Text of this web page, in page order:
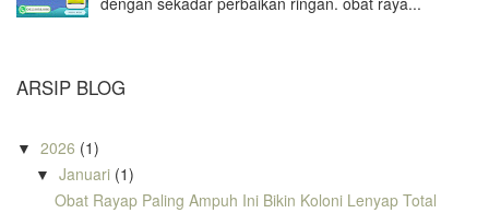
ARSIP BLOG
▼ 2026 (1)
▼ Januari (1)
Obat Rayap Paling Ampuh Ini Bikin Koloni Lenyap Total